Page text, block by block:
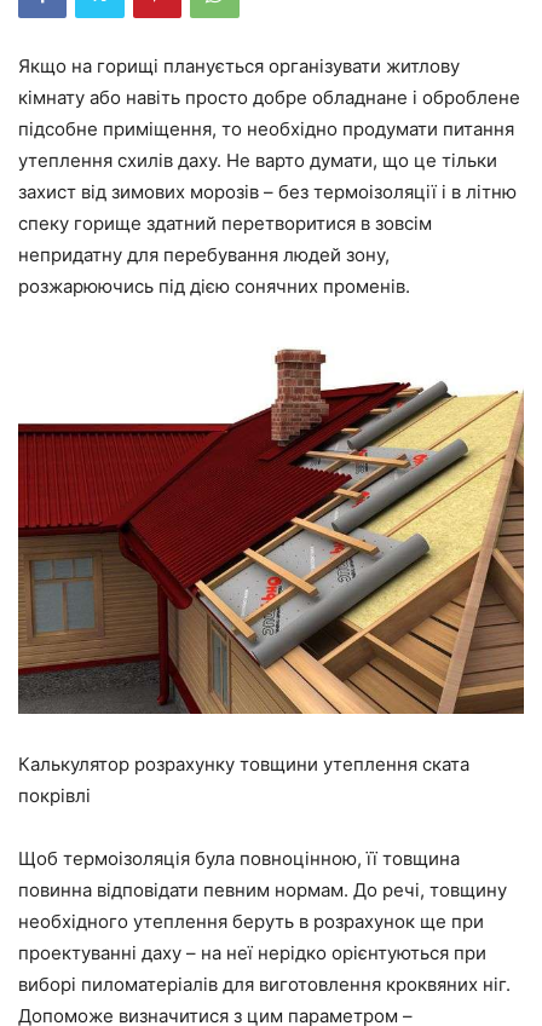
Якщо на горищі планується організувати житлову
кімнату або навіть просто добре обладнане і оброблене
підсобне приміщення, то необхідно продумати питання
утеплення схилів даху. Не варто думати, що це тільки
захист від зимових морозів – без термоізоляції і в літню
спеку горище здатний перетворитися в зовсім
непридатну для перебування людей зону,
розжарюючись під дією сонячних променів.
Калькулятор розрахунку товщини утеплення ската
покрівлі
Щоб термоізоляція була повноцінною, її товщина
повинна відповідати певним нормам. До речі, товщину
необхідного утеплення беруть в розрахунок ще при
проектуванні даху – на неї нерідко орієнтуються при
виборі пиломатеріалів для виготовлення кроквяних ніг.
Допоможе визначитися з цим параметром –